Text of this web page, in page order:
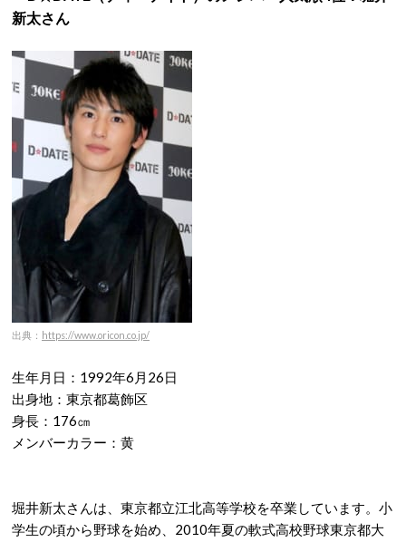
新太さん
出典： https://www.oricon.co.jp/
生年月日：1992年6月26日
出身地：東京都葛飾区
身長：176㎝
メンバーカラー：黄
堀井新太さんは、東京都立江北高等学校を卒業しています。小
学生の頃から野球を始め、2010年夏の軟式高校野球東京都大